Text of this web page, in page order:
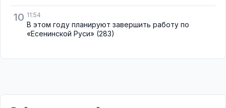
10 11:54
В этом году планируют завершить работу по
«Есенинской Руси» (283)